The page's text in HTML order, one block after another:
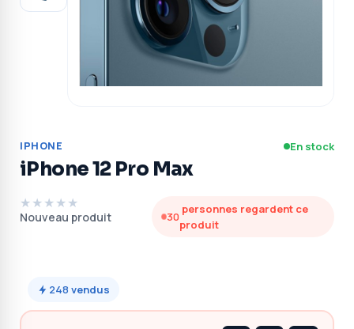
IPHONE En stock
iPhone 12 Pro Max
★★★★★
Nouveau produit 30
personnes regardent ce
produit
248 vendus